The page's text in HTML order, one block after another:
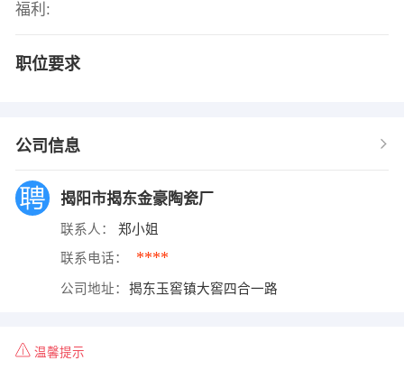
福利:
职位要求
公司信息
揭阳市揭东金豪陶瓷厂
联系人： 郑小姐
联系电话： ****
公司地址： 揭东玉窖镇大窖四合一路
温馨提示